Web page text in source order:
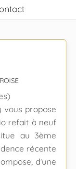
vous propose
refait à neuf
au 3ème
récente
d'une